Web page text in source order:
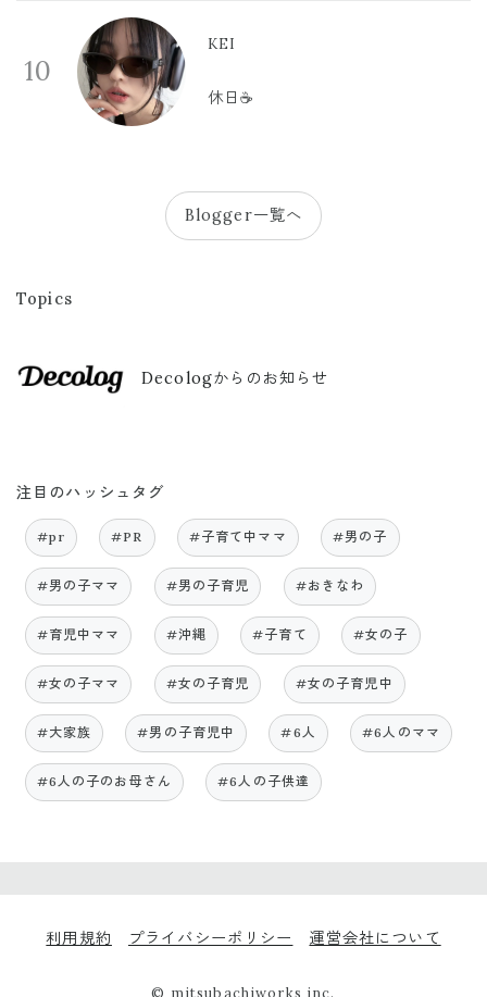
10
KEI
休日☕️
Blogger一覧へ
Topics
Decologからのお知らせ
注目のハッシュタグ
#pr #PR #子育て中ママ #男の子
#男の子ママ #男の子育児 #おきなわ
#育児中ママ #沖縄 #子育て #女の子
#女の子ママ #女の子育児 #女の子育児中
#大家族 #男の子育児中 #6人 #6人のママ
#6人の子のお母さん #6人の子供達
利用規約 プライバシーポリシー 運営会社について
© mitsubachiworks inc.